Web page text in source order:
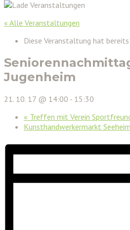
« Alle Veranstaltungen
Diese Veranstaltung hat
Jugenheim
21. 10. 17 @ 14:00 - 15:30
« Treffen mit Verein
Kunsthandwerkermarkt